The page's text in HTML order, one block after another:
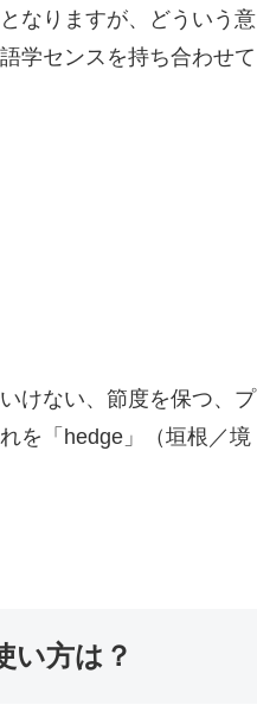
なりますが、どういう意
学センスを持ち合わせて
けない、節度を保つ、プ
を「hedge」（垣根／境
い方は？